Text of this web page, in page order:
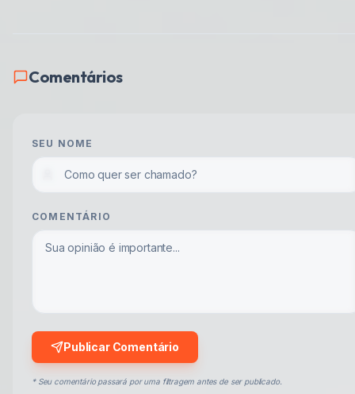
Comentários
SEU NOME
COMENTÁRIO
Publicar Comentário
* Seu comentário passará por uma filtragem antes de ser publicado.